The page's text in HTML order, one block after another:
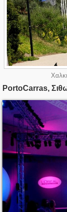
PortoCarras,